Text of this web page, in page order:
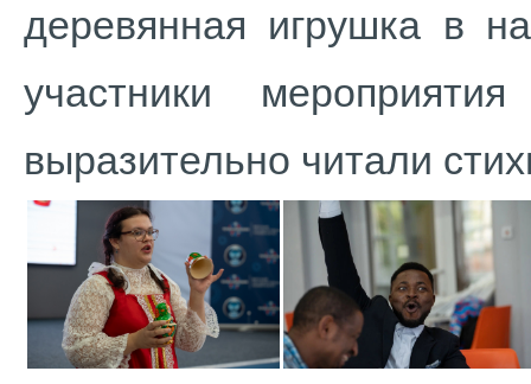
деревянная игрушка в
участники
выразительно читали